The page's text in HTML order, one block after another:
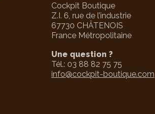
Cockpit Boutique
Z.I. 6, rue de l’industrie
67730 CHÂTENOIS
France Métropolitaine
Une question ?
Tél.: 03 88 82 75 75
info@cockpit-boutique.com